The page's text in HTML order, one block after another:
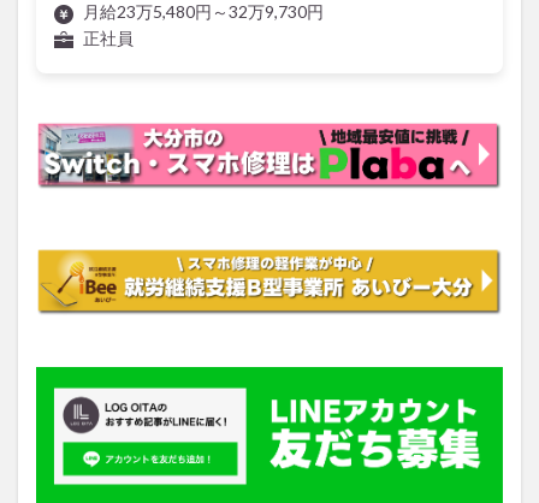
月給23万5,480円～32万9,730円
正社員